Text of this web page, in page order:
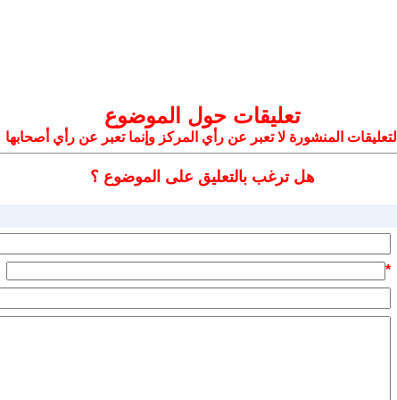
تعليقات حول الموضوع
التعليقات المنشورة لا تعبر عن رأي المركز وإنما تعبر عن رأي أصحابها
هل ترغب بالتعليق على الموضوع ؟
*